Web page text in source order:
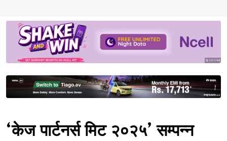
Sponsored
Sponsored
‘केज पार्टनर्स मिट २०२५’ सम्पन्न